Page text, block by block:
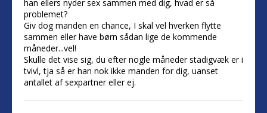
han ellers nyder sex sammen med dig, hvad er så
problemet?
Giv dog manden en chance, I skal vel hverken flytte
sammen eller have børn sådan lige de kommende
måneder...vel!
Skulle det vise sig, du efter nogle måneder stadigvæk er i
tvivl, tja så er han nok ikke manden for dig, uanset
antallet af sexpartner eller ej.